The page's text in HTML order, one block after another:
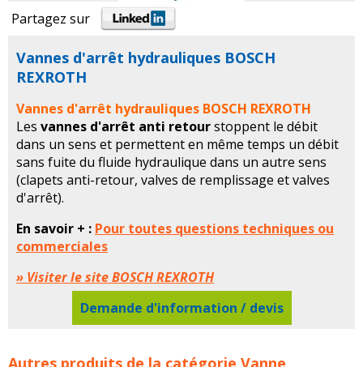
Partagez sur
Vannes d'arrêt hydrauliques BOSCH
REXROTH
Vannes d'arrêt hydrauliques BOSCH REXROTH
Les vannes d'arrêt anti retourstoppent le débit
dans un sens et permettent en même temps un débit
sans fuite du fluide hydraulique dans un autre sens
(clapets anti-retour, valves de remplissage et valves
d'arrêt).
En savoir + : Pour toutes questions techniques ou
commerciales
» Visiter le site BOSCH REXROTH
Demande d'information / devis
Vannes d'arrêt hydrauliques BOSCH REXROTH concerne
Autres produits de la catégorie Vanne